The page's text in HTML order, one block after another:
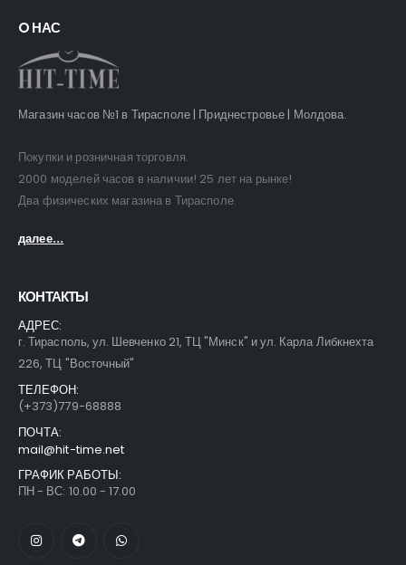
O НАС
Магазин часов №1 в Тирасполе | Приднестровье | Молдова.
Покупки и розничная торговля.
2000 моделей часов в наличии! 25 лет на рынке!
Два физических магазина в Тирасполе.
далее...
КОНТАКТЫ
АДРЕС:
г. Тирасполь, ул. Шевченко 21, ТЦ "Минск" и ул. Карла Либкнехта
226, ТЦ "Восточный"
ТЕЛЕФОН:
(+373)779-68888
ПОЧТА:
mail@hit-time.net
ГРАФИК РАБОТЫ:
ПН - ВС: 10.00 - 17.00